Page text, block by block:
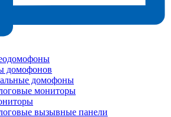
домофонов
домофоны
мониторы
вызывные панели